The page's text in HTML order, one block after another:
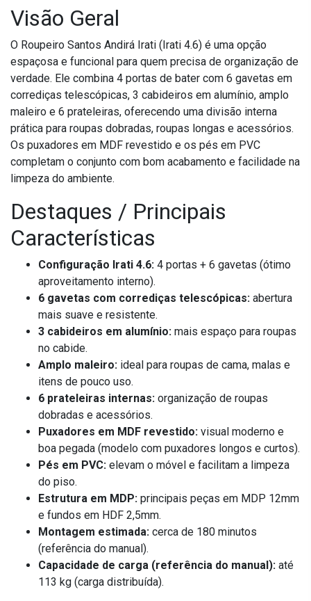
Visão Geral
O Roupeiro Santos Andirá Irati (Irati 4.6) é uma opção
espaçosa e funcional para quem precisa de organização de
verdade. Ele combina 4 portas de bater com 6 gavetas em
corrediças telescópicas, 3 cabideiros em alumínio, amplo
maleiro e 6 prateleiras, oferecendo uma divisão interna
prática para roupas dobradas, roupas longas e acessórios.
Os puxadores em MDF revestido e os pés em PVC
completam o conjunto com bom acabamento e facilidade na
limpeza do ambiente.
Destaques / Principais
Características
Configuração Irati 4.6: 4 portas + 6 gavetas (ótimo
aproveitamento interno).
6 gavetas com corrediças telescópicas: abertura
mais suave e resistente.
3 cabideiros em alumínio: mais espaço para roupas
no cabide.
Amplo maleiro: ideal para roupas de cama, malas e
itens de pouco uso.
6 prateleiras internas: organização de roupas
dobradas e acessórios.
Puxadores em MDF revestido: visual moderno e
boa pegada (modelo com puxadores longos e curtos).
Pés em PVC: elevam o móvel e facilitam a limpeza
do piso.
Estrutura em MDP: principais peças em MDP 12mm
e fundos em HDF 2,5mm.
Montagem estimada: cerca de 180 minutos
(referência do manual).
Capacidade de carga (referência do manual): até
113 kg (carga distribuída).